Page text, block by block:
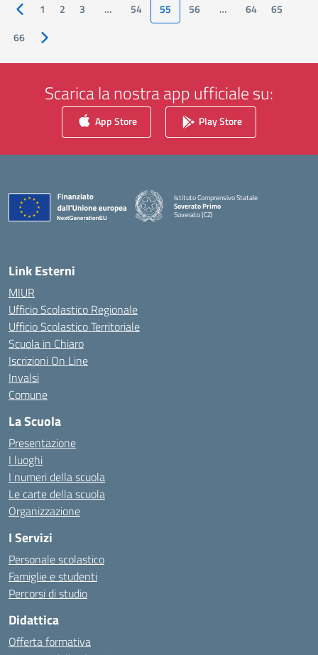
Pagina precedente
1 2 3 … 54 55 56 … 64
65
66
Pagina successiva
Scarica la nostra app ufficiale su:
App Store Play Store
Istituto Comprensivo Statale
Soverato Primo
Soverato (CZ)
Link Esterni
MIUR
Ufficio Scolastico Regionale
Ufficio Scolastico Territoriale
Scuola in Chiaro
Iscrizioni On Line
Invalsi
Comune
La Scuola
Presentazione
I luoghi
I numeri della scuola
Le carte della scuola
Organizzazione
I Servizi
Personale scolastico
Famiglie e studenti
Percorsi di studio
Didattica
Offerta formativa